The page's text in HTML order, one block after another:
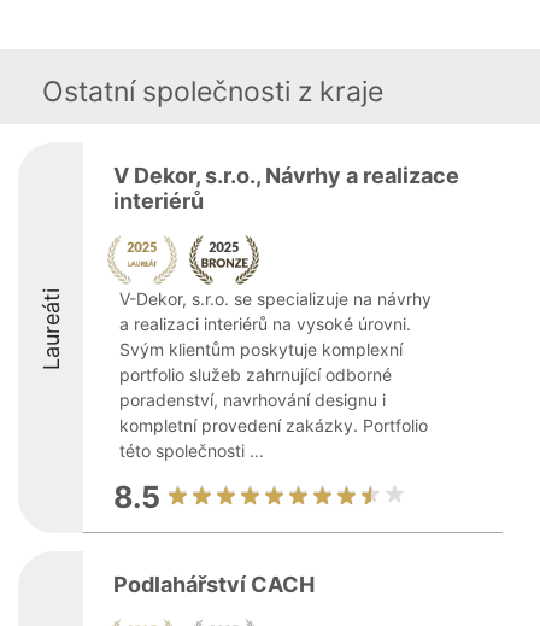
Ostatní společnosti z kraje
Laureáti
V Dekor, s.r.o., Návrhy a realizace
interiérů
V-Dekor, s.r.o. se specializuje na návrhy
a realizaci interiérů na vysoké úrovni.
Svým klientům poskytuje komplexní
portfolio služeb zahrnující odborné
poradenství, navrhování designu i
kompletní provedení zakázky. Portfolio
této společnosti ...
8.5
Podlahářství CACH